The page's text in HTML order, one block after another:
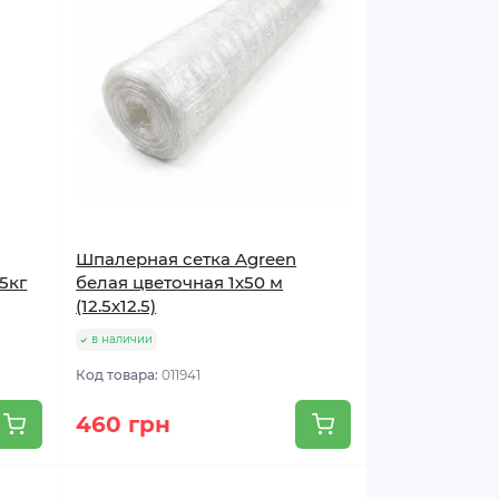
Шпалерная сетка Agreen
белая цветочная 1х50 м
(12.5х12.5)
в наличии
Код товара:011941
460 грн